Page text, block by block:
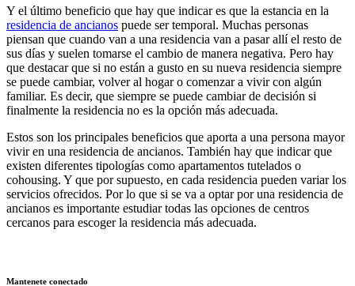
Y el último beneficio que hay que indicar es que la estancia en la
residencia de ancianos puede ser temporal. Muchas personas
piensan que cuando van a una residencia van a pasar allí el resto de
sus días y suelen tomarse el cambio de manera negativa. Pero hay
que destacar que si no están a gusto en su nueva residencia siempre
se puede cambiar, volver al hogar o comenzar a vivir con algún
familiar. Es decir, que siempre se puede cambiar de decisión si
finalmente la residencia no es la opción más adecuada.
Estos son los principales beneficios que aporta a una persona mayor
vivir en una residencia de ancianos. También hay que indicar que
existen diferentes tipologías como apartamentos tutelados o
cohousing. Y que por supuesto, en cada residencia pueden variar los
servicios ofrecidos. Por lo que si se va a optar por una residencia de
ancianos es importante estudiar todas las opciones de centros
cercanos para escoger la residencia más adecuada.
Mantenete conectado